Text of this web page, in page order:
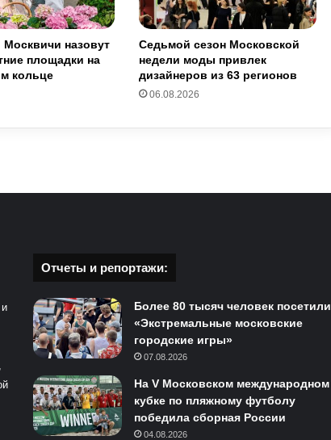
Москвичи назовут
площадки на
кольце
Седьмой сезон Московской
недели моды привлек
дизайнеров из 63 регионов
06.08.2026
Отчеты и репортажи:
Более 80 тысяч человек посетили
«Экстремальные московские
городские игры»
07.08.2026
На V Московском международном
кубке по пляжному футболу
победила сборная России
04.08.2026